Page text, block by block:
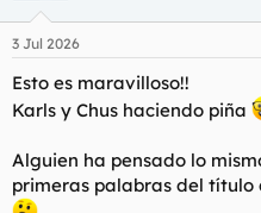
3 Jul 2026
Esto es maravilloso!!
Karls y Chus haciendo piña
Alguien ha pensado lo
primeras palabras del título